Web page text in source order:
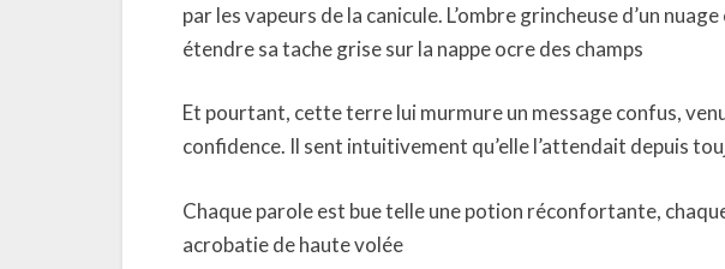
par les vapeurs de la canicule. L’ombre grincheuse d’un
étendre sa tache grise sur la nappe ocre des champs
Et pourtant, cette terre lui murmure un message confus,
confidence. Il sent intuitivement qu’elle l’attendait depuis
Chaque parole est bue telle une potion réconfortante,
acrobatie de haute volée